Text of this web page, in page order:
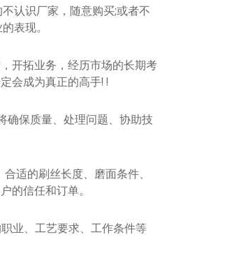
认识厂家，随意购买;或者不
表现。
开拓业务，经历市场的长期考
会成为真正的高手! !
保质量、处理问题、协助技
适的刷丝长度、磨面条件、
的信任和订单。
业、工艺要求、工作条件等